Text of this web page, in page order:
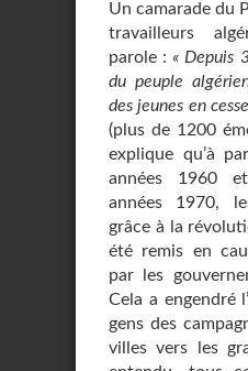
Un camarade du
travailleurs
parole :« Depuis
du peuple
des jeunes en
(plus de 1200
explique qu’à
années 1960
années 1970,
grâce à la
été remis en
par les
Cela a engendré
gens des
villes vers les